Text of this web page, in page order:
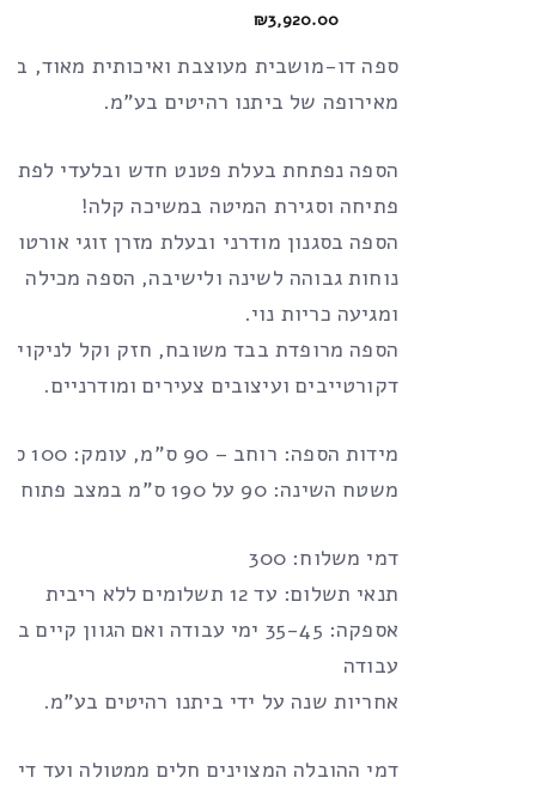
₪3,920.00
ספה דו-מושבית מעוצבת ואיכותית מאוד,
מאירופה של ביתנו רהיטים בע”מ.
הספה נפתחת בעלת פטנט חדש ובלעדי
פתיחה וסגירת המיטה במשיכה קלה!
הספה בסגנון מודרני ובעלת מזרן זוגי
נוחות גבוהה לשינה ולישיבה, הספה מכילה
ומגיעה כריות נוי.
הספה מרופדת בבד משובח, חזק וקל לניקוי,
דקורטייבים ועיצובים צעירים ומודרניים.
מידות הספה: רוחב – 90 ס”מ, עומק: 100 ס”מ,
משטח השינה: 90 על 190 ס”מ במצב פתוח.
דמי משלוח: 300
תנאי תשלום: עד 12 תשלומים ללא ריבית
עבודה
אחריות שנה על ידי ביתנו רהיטים בע”מ.
דמי ההובלה המצוינים חלים ממטולה ועד